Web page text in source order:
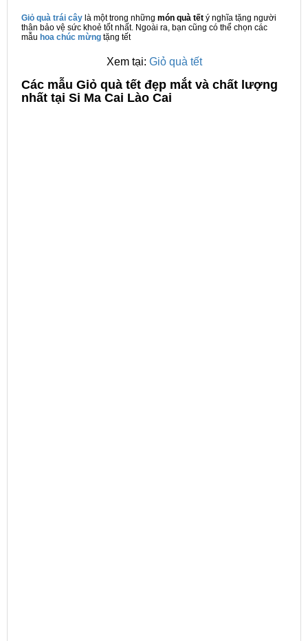
Giỏ quà trái cây là một trong những món quà tết ý nghĩa tặng người
thân bảo vệ sức khoẻ tốt nhất. Ngoài ra, bạn cũng có thể chọn các
mẫu hoa chúc mừng tặng tết
Xem tại: Giỏ quà tết
Các mẫu Giỏ quà tết đẹp mắt và chất lượng
nhất tại Si Ma Cai Lào Cai